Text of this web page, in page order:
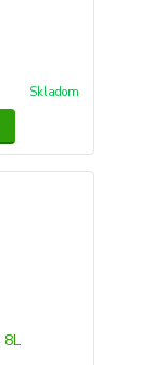
Skladom